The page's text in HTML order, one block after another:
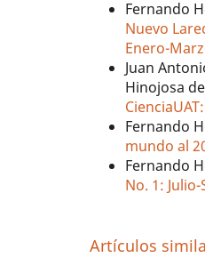
Fernando
Nuevo
Enero-
Juan
Hinojosa
Fernando
mundo al
Fernando
No. 1:
Artículos